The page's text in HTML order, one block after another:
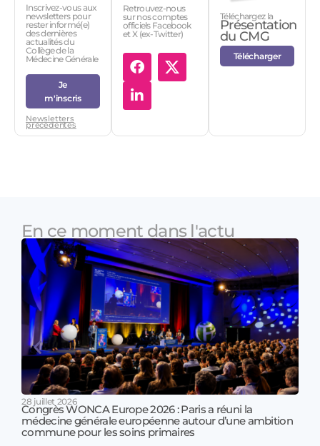
Inscrivez-vous aux
newsletters pour
rester informé(e)
des dernières
actualités du
Collège de la
Médecine Générale
Je
m'inscris
Newsletters
précédentes
Retrouvez-nous
sur nos comptes
officiels Facebook
et X (ex-Twitter)
Téléchargez la
Présentation
du CMG
Télécharger
En ce moment dans l'actu
28 juillet 2026
Congrès WONCA Europe 2026 : Paris a réuni la
médecine générale européenne autour d’une ambition
commune pour les soins primaires